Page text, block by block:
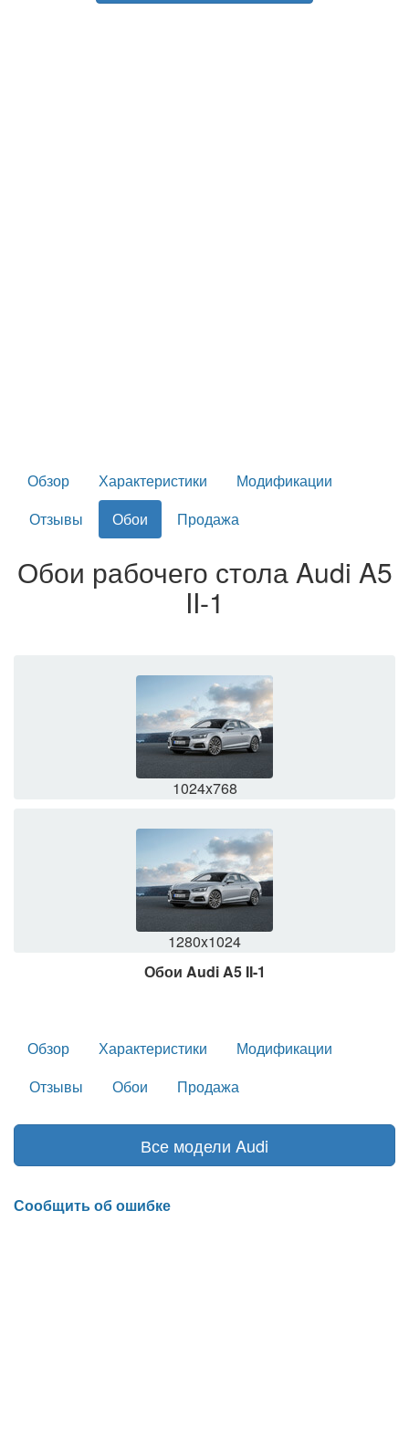
Обзор Характеристики
Модификации
Отзывы
Обои Продажа
Обои рабочего стола Audi A5
II-1
1024x768
1280x1024
Обои Audi A5 II-1
Обзор Характеристики
Модификации
Отзывы
Обои Продажа
Все модели Audi
Сообщить об ошибке